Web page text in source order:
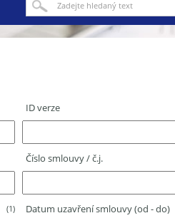
(1)
ID verze
Číslo smlouvy / č.j.
Datum uzavření smlouvy (od - do)